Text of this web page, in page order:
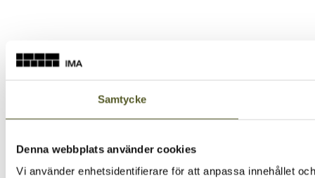
Samtycke
Denna webbplats använder cookies
Vi använder enhetsidentifierare för att anpassa innehållet